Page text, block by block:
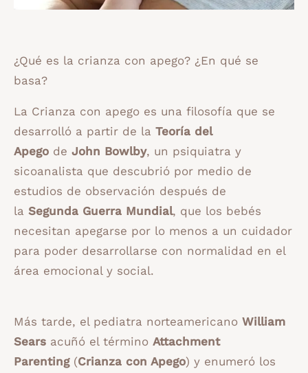
¿Qué es la crianza con apego? ¿En qué se
basa?
La Crianza con apego es una filosofía que se
desarrolló a partir de la Teoría del
Apego de John Bowlby, un psiquiatra y
sicoanalista que descubrió por medio de
estudios de observación después de
la Segunda Guerra Mundial, que los bebés
necesitan apegarse por lo menos a un cuidador
para poder desarrollarse con normalidad en el
área emocional y social.
Más tarde, el pediatra norteamericano William
Sears acuñó el término Attachment
Parenting(Crianza con Apego) y enumeró los